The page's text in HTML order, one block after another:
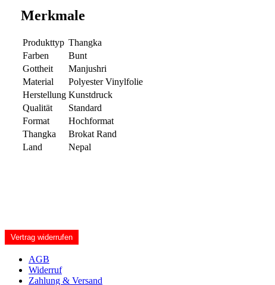
Merkmale
Produkttyp Thangka
Farben
Bunt
Gottheit
Manjushri
Material
Polyester Vinylfolie
Herstellung Kunstdruck
Qualität
Standard
Format
Hochformat
Thangka
Brokat Rand
Land
Nepal
Vertrag widerrufen
AGB
Widerruf
Zahlung & Versand